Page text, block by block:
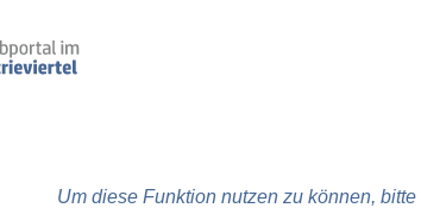
Um diese Funktion nutzen zu können,